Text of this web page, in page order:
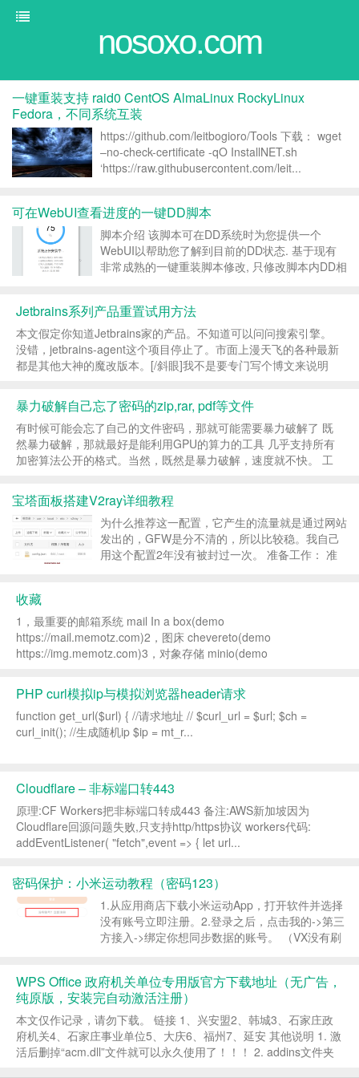
nosoxo.com
一键重装支持 raid0 CentOS AlmaLinux RockyLinux
Fedora，不同系统互装
https://github.com/leitbogioro/Tools 下载： wget
–no-check-certificate -qO InstallNET.sh
‘https://raw.githubusercontent.com/leit...
可在WebUI查看进度的一键DD脚本
脚本介绍 该脚本可在DD系统时为您提供一个
WebUI以帮助您了解到目前的DD状态. 基于现有
非常成熟的一键重装脚本修改, 只修改脚本内DD相
一样)...
Jetbrains系列产品重置试用方法
本文假定你知道Jetbrains家的产品。不知道可以问问搜索引擎。
没错，jetbrains-agent这个项目停止了。市面上漫天飞的各种最新
都是其他大神的魔改版本。[/斜眼]我不是要专门写个博文来说明
暴力破解自己忘了密码的zip,rar, pdf等文件
有时候可能会忘了自己的文件密码，那就可能需要暴力破解了 既
然暴力破解，那就最好是能利用GPU的算力的工具 几乎支持所有
加密算法公开的格式。当然，既然是暴力破解，速度就不快。 工
宝塔面板搭建V2ray详细教程
为什么推荐这一配置，它产生的流量就是通过网站
发出的，GFW是分不清的，所以比较稳。我自己
用这个配置2年没有被封过一次。 准备工作： 准
收藏
1，最重要的邮箱系统 mail In a box(demo
https://mail.memotz.com)2，图床 chevereto(demo
https://img.memotz.com)3，对象存储 minio(demo
PHP curl模拟ip与模拟浏览器header请求
function get_url($url) { //请求地址 // $curl_url = $url; $ch =
curl_init(); //生成随机ip $ip = mt_r...
Cloudflare – 非标端口转443
原理:CF Workers把非标端口转成443 备注:AWS新加坡因为
Cloudflare回源问题失败,只支持http/https协议 workers代码:
addEventListener( "fetch",event => { let url...
密码保护：小米运动教程（密码123）
1.从应用商店下载小米运动App，打开软件并选择
没有账号立即注册。 ​ 2.登录之后，点击我的->第三
方接入->绑定你想同步数据的账号。 （VX没有刷
WPS Office 政府机关单位专用版官方下载地址（无广告，
纯原版，安装完自动激活注册）
本文仅作记录，请勿下载。 链接 1、兴安盟2、韩城3、石家庄政
府机关4、石家庄事业单位5、大庆6、福州7、延安 其他说明 1. 激
活后删掉“acm.dll”文件就可以永久使用了！！！ 2. addins文件夹